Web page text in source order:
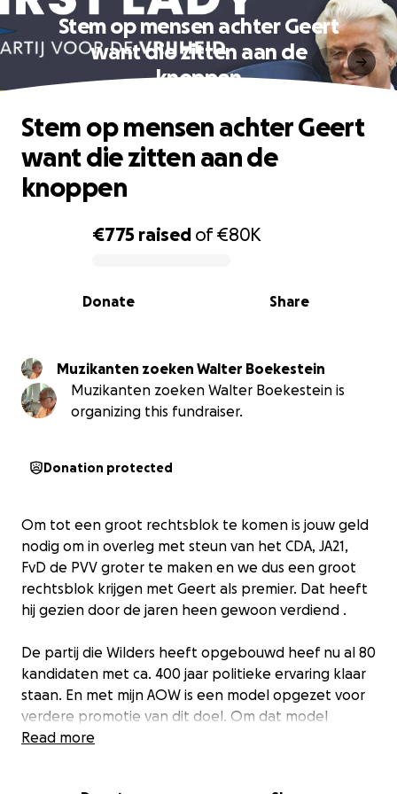
Stem op mensen achter Geert
want die zitten aan de
knoppen
0% complete
€775 raised of€80K
Share
Donate
Stem op mensen achter Geert
want die zitten aan de
knoppen
Muzikanten zoeken Walter Boekestein
Muzikanten zoeken Walter Boekestein is
organizing this fundraiser.
Donation protected
Om tot een groot rechtsblok te komen is jouw geld
nodig om in overleg met steun van het CDA, JA21,
FvD de PVV groter te maken en we dus een groot
rechtsblok krijgen met Geert als premier. Dat heeft
hij gezien door de jaren heen gewoon verdiend .
De partij die Wilders heeft opgebouwd heef nu al 80
kandidaten met ca. 400 jaar politieke ervaring klaar
staan. En met mijn AOW is een model opgezet voor
verdere promotie van dit doel. Om dat model
landelijk uit te rollen wordt jullie gevraagd om als
Read more